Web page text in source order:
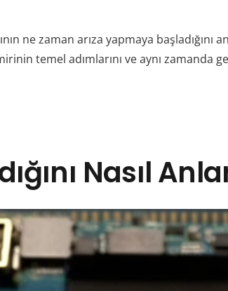
ne zaman arıza yapmaya
temel adımlarını ve aynı zamanda
Nasıl